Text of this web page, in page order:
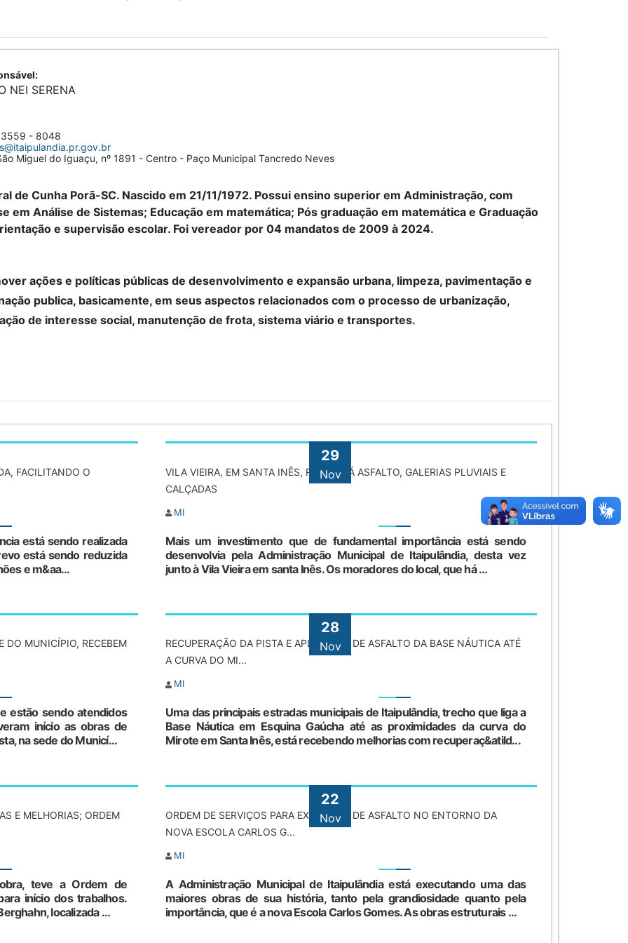
NEI SERENA
- 8048
Miguel do Iguaçu, nº 1891 - Centro - Paço Municipal Tancredo Neves
de Cunha Porã-SC. Nascido em 21/11/1972. Possui ensino superior em Administração, com
em Análise de Sistemas; Educação em matemática; Pós graduação em matemática e Graduação
e supervisão escolar. Foi vereador por 04 mandatos de 2009 à 2024.
ações e políticas públicas de desenvolvimento e expansão urbana, limpeza, pavimentação e
publica, basicamente, em seus aspectos relacionados com o processo de urbanização,
de interesse social, manutenção de frota, sistema viário e transportes.
FACILITANDO O
está sendo realizada
está sendo reduzida
e m&aa...
29
Nov
VILA VIEIRA, EM SANTA INÊS, RECEBERÁ ASFALTO, GALERIAS PLUVIAIS E
CALÇADAS
MI
Mais um investimento que de fundamental importância está sendo
desenvolvia pela Administração Municipal de Itaipulândia, desta vez
junto à Vila Vieira em santa Inês. Os moradores do local, que há ...
DO MUNICÍPIO, RECEBEM
estão sendo atendidos
início as obras de
na sede do Municí...
28
Nov
RECUPERAÇÃO DA PISTA E APLICAÇÃO DE ASFALTO DA BASE NÁUTICA ATÉ
A CURVA DO MI...
MI
Uma das principais estradas municipais de Itaipulândia, trecho que liga a
Base Náutica em Esquina Gaúcha até as proximidades da curva do
Mirote em Santa Inês, está recebendo melhorias com recuperaç&atild...
E MELHORIAS; ORDEM
teve a Ordem de
início dos trabalhos.
localizada ...
22
Nov
ORDEM DE SERVIÇOS PARA EXECUÇÃO DE ASFALTO NO ENTORNO DA
NOVA ESCOLA CARLOS G...
MI
A Administração Municipal de Itaipulândia está executando uma das
maiores obras de sua história, tanto pela grandiosidade quanto pela
importância, que é a nova Escola Carlos Gomes. As obras estruturais ...